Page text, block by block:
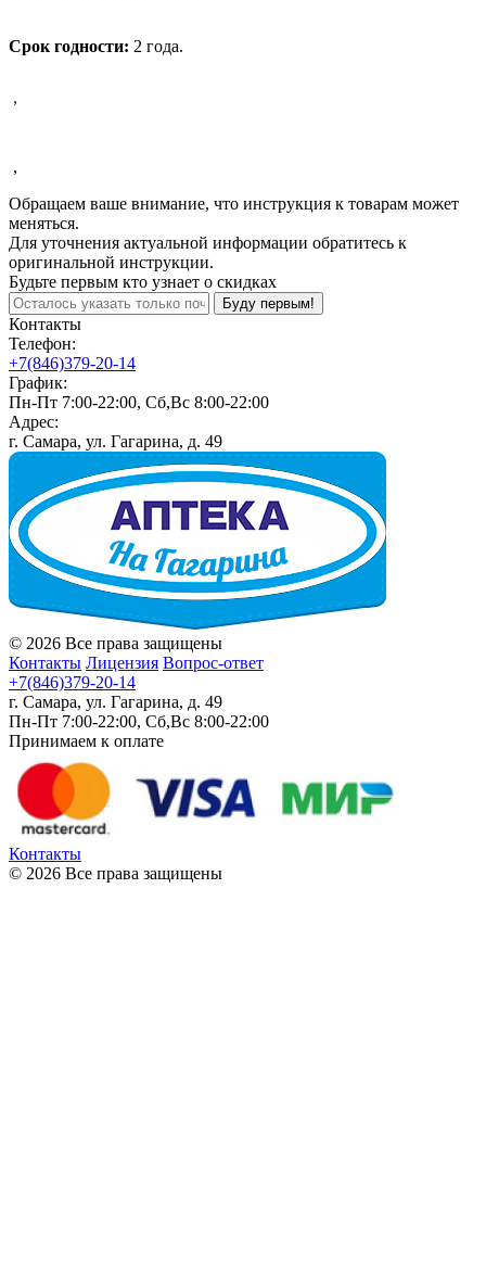
Срок годности: 2 года.
,
,
Обращаем ваше внимание, что инструкция к товарам может
меняться.
Для уточнения актуальной информации обратитесь к
оригинальной инструкции.
Будьте первым кто узнает о скидках
Буду первым!
Контакты
Телефон:
+7(846)379-20-14
График:
Пн-Пт 7:00-22:00, Сб,Вс 8:00-22:00
Адрес:
г. Самара, ул. Гагарина, д. 49
© 2026 Все права защищены
Контакты Лицензия Вопрос-ответ
+7(846)379-20-14
г. Самара, ул. Гагарина, д. 49
Пн-Пт 7:00-22:00, Сб,Вс 8:00-22:00
Принимаем к оплате
Контакты
© 2026 Все права защищены